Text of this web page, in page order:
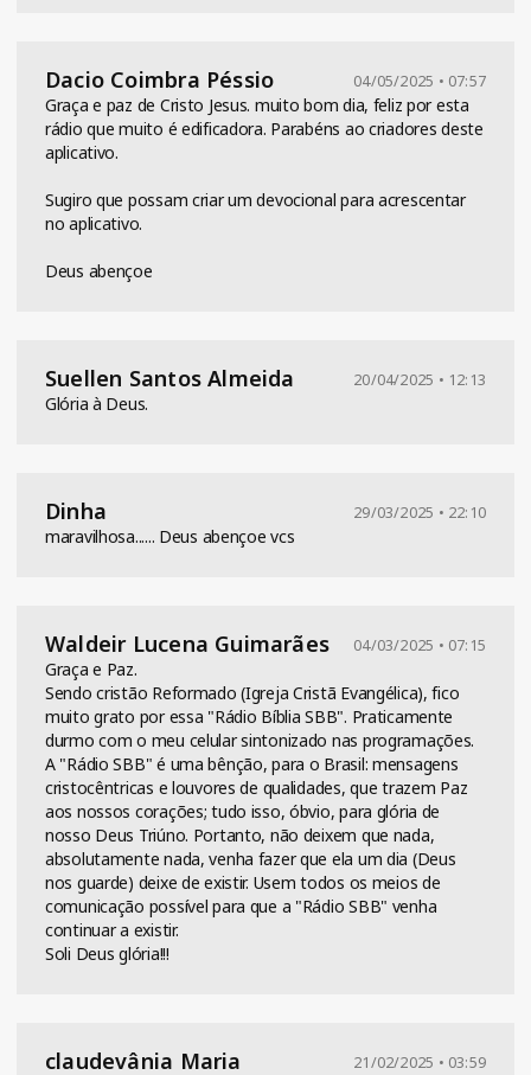
Dacio Coimbra Péssio 04/05/2025 • 07:57
Graça e paz de Cristo Jesus. muito bom dia, feliz por esta
rádio que muito é edificadora. Parabéns ao criadores deste
aplicativo.
Sugiro que possam criar um devocional para acrescentar
no aplicativo.
Deus abençoe
Suellen Santos Almeida 20/04/2025 • 12:13
Glória à Deus.
Dinha 29/03/2025 • 22:10
maravilhosa...... Deus abençoe vcs
Waldeir Lucena Guimarães 04/03/2025 • 07:15
Graça e Paz.
Sendo cristão Reformado (Igreja Cristã Evangélica), fico
muito grato por essa "Rádio Bíblia SBB". Praticamente
durmo com o meu celular sintonizado nas programações.
A "Rádio SBB" é uma bênção, para o Brasil: mensagens
cristocêntricas e louvores de qualidades, que trazem Paz
aos nossos corações; tudo isso, óbvio, para glória de
nosso Deus Triúno. Portanto, não deixem que nada,
absolutamente nada, venha fazer que ela um dia (Deus
nos guarde) deixe de existir. Usem todos os meios de
comunicação possível para que a "Rádio SBB" venha
continuar a existir.
Soli Deus glória!!!
claudevânia Maria 21/02/2025 • 03:59